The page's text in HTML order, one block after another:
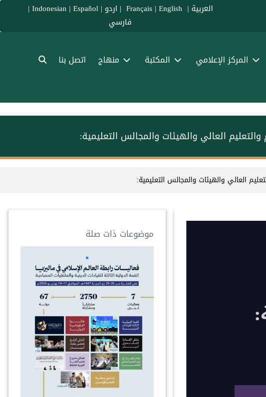
العربية |
Français
| English
| اردو |
Indonesian | Español
|
فارسي
المركز الإعلامي المكتبة منهاج اتصل بنا
العالي والهيئات والمجالس التعليمية:
العالي والهيئات والمجالس التعليمية:
موضوعات ذات صلة